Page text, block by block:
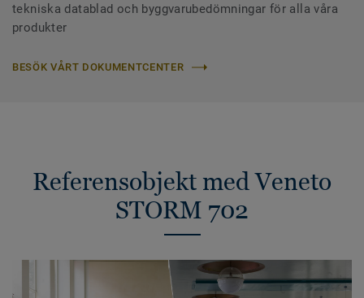
tekniska datablad och byggvarubedömningar för alla våra
produkter
BESÖK VÅRT DOKUMENTCENTER
Referensobjekt med Veneto
STORM 702